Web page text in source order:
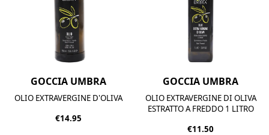
GOCCIA UMBRA
OLIO EXTRAVERGINE D'OLIVA
€14.95
GOCCIA UMBRA
OLIO EXTRAVERGINE DI OLIVA
ESTRATTO A FREDDO 1 LITRO
€11.50